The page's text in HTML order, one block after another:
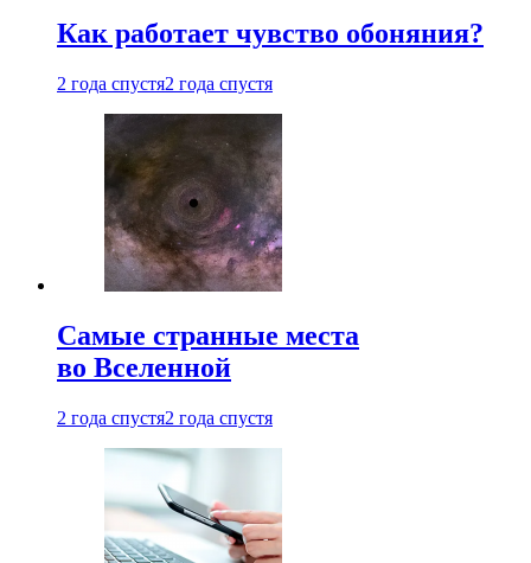
Как работает чувство обоняния?
2 года спустя2 года спустя
Самые странные места
во Вселенной
2 года спустя2 года спустя